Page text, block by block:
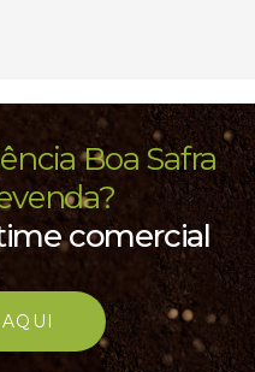
Boa Safra
comercial